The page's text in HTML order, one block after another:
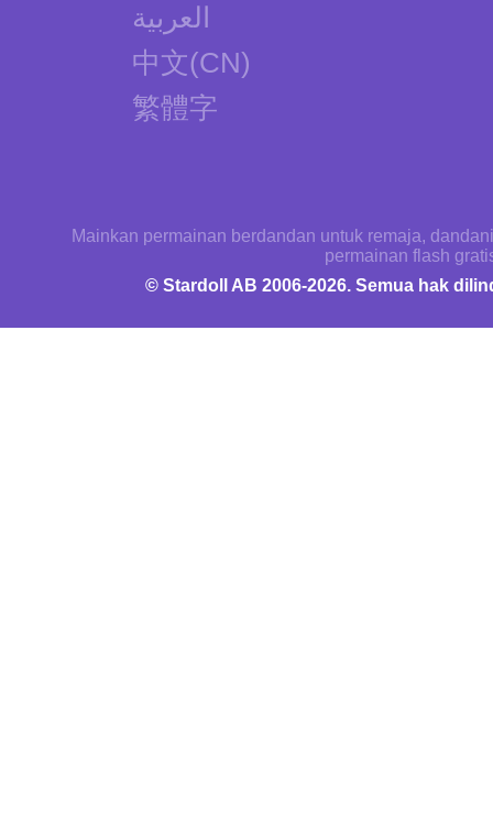
العربية
中文(CN)
繁體字
Mainkan permainan berdandan untuk remaja,
permainan flash
© Stardoll AB 2006-2026. Semua hak